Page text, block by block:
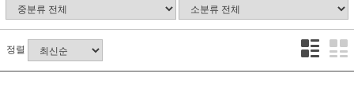
정렬